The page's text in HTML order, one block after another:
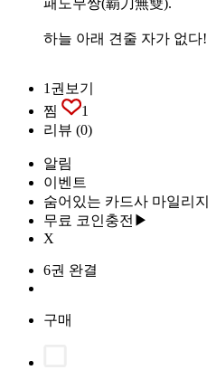
패도무쌍(覇刀無雙).
하늘 아래 견줄 자가 없다!
1권보기
찜
1
리뷰 (0)
알림
이벤트
숨어있는 카드사 마일리지
무료 코인충전▶
X
6권 완결
구매